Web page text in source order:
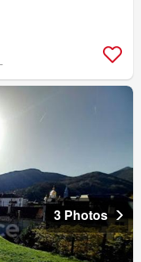
3 Photos